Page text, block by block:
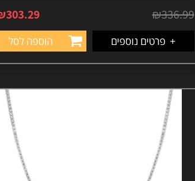
₪336.99
303.29
+ פרטים נוספים הוספה לסל